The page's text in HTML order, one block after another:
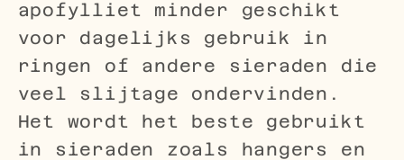
apofylliet minder geschikt
voor dagelijks gebruik in
ringen of andere sieraden die
veel slijtage ondervinden.
Het wordt het beste gebruikt
in sieraden zoals hangers en